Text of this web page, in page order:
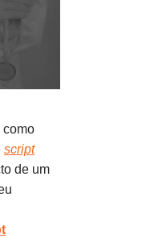
como
script
de um